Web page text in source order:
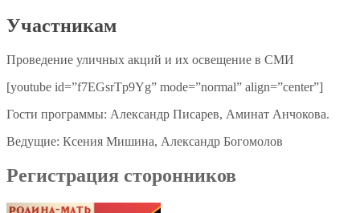
Участникам
Проведение уличных акций и их освещение в СМИ
[youtube id=”f7EGsrTp9Yg” mode=”normal” align=”center”]
Гости программы: Александр Писарев, Аминат Анчокова.
Ведущие: Ксения Мишина, Александр Богомолов
Регистрация сторонников